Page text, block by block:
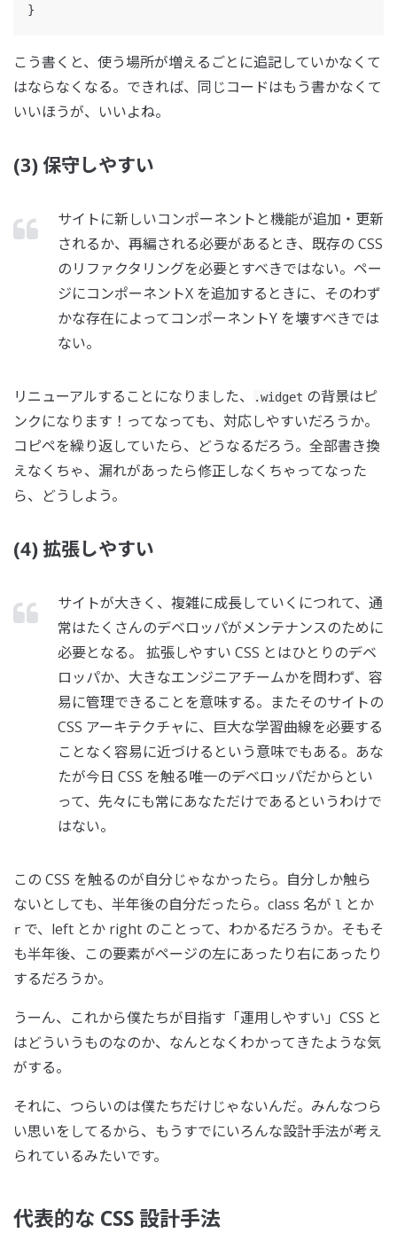
}
こう書くと、使う場所が増えるごとに追記していかなくて
はならなくなる。できれば、同じコードはもう書かなくて
いいほうが、いいよね。
(3) 保守しやすい
サイトに新しいコンポーネントと機能が追加・更新
されるか、再編される必要があるとき、既存の CSS
のリファクタリングを必要とすべきではない。ペー
ジにコンポーネントX を追加するときに、そのわず
かな存在によってコンポーネントY を壊すべきでは
ない。
リニューアルすることになりました、 .widget の背景はピ
ンクになります！ってなっても、対応しやすいだろうか。
コピペを繰り返していたら、どうなるだろう。全部書き換
えなくちゃ、漏れがあったら修正しなくちゃってなった
ら、どうしよう。
(4) 拡張しやすい
サイトが大きく、複雑に成長していくにつれて、通
常はたくさんのデベロッパがメンテナンスのために
必要となる。 拡張しやすい CSS とはひとりのデベ
ロッパか、大きなエンジニアチームかを問わず、容
易に管理できることを意味する。またそのサイトの
CSS アーキテクチャに、巨大な学習曲線を必要する
ことなく容易に近づけるという意味でもある。あな
たが今日 CSS を触る唯一のデベロッパだからとい
って、先々にも常にあなただけであるというわけで
はない。
この CSS を触るのが自分じゃなかったら。自分しか触ら
ないとしても、半年後の自分だったら。class 名が l とか
r で、left とか right のことって、わかるだろうか。そもそ
も半年後、この要素がページの左にあったり右にあったり
するだろうか。
うーん、これから僕たちが目指す「運用しやすい」CSS と
はどういうものなのか、なんとなくわかってきたような気
がする。
それに、つらいのは僕たちだけじゃないんだ。みんなつら
い思いをしてるから、もうすでにいろんな設計手法が考え
られているみたいです。
代表的な CSS 設計手法